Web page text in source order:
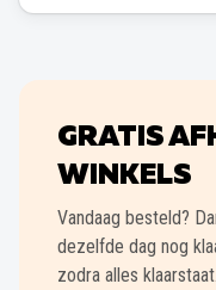
GRATIS
WINKELS
Vandaag besteld?
dezelfde dag nog
zodra alles klaarstaat.